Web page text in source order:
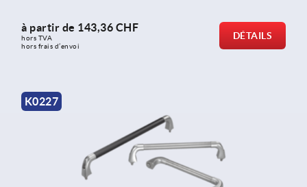
à partir de 143,36 CHF
hors TVA
hors frais d’envoi
DÉTAILS
K0227